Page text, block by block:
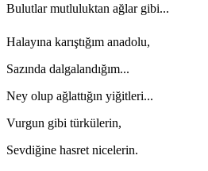
Bulutlar mutluluktan ağlar gibi...
Halayına karıştığım anadolu,
Sazında dalgalandığım...
Ney olup ağlattığın yiğitleri...
Vurgun gibi türkülerin,
Sevdiğine hasret nicelerin.